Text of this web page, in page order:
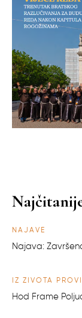
NAJAVE
Najava:
IZ ŽIVOTA
Hod Frame